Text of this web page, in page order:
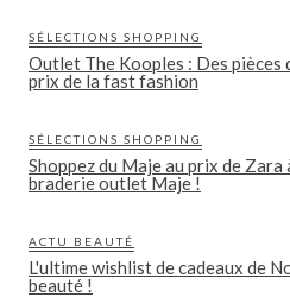
SÉLECTIONS SHOPPING
Outlet The Kooples : Des pièces
prix de la fast fashion
SÉLECTIONS SHOPPING
Shoppez du Maje au prix de Zara
braderie outlet Maje !
ACTU BEAUTÉ
L'ultime wishlist de cadeaux de
beauté !